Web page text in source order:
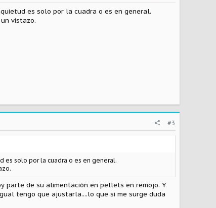
es solo por la cuadra o es en general.
vistazo.
#3
solo por la cuadra o es en general.
parte de su alimentación en pellets en remojo. Y
tengo que ajustarla....lo que si me surge duda